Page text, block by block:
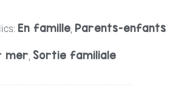
En famille Parents-enfants
mer Sortie familiale